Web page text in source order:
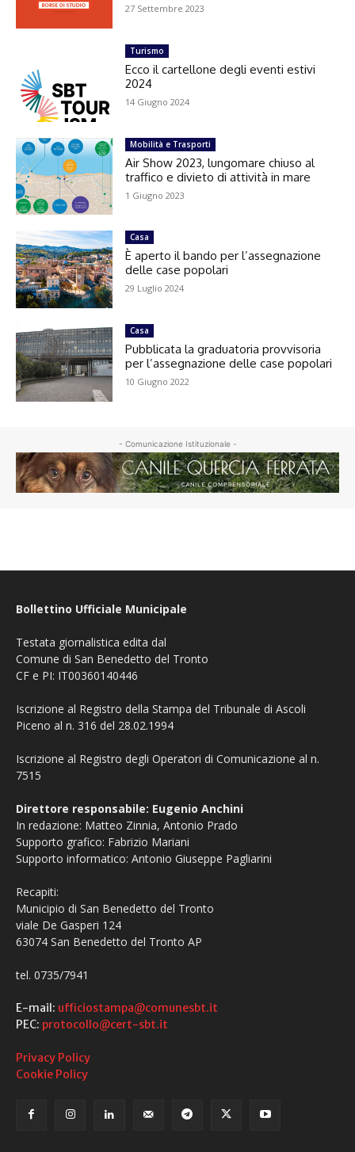
27 Settembre 2023
Turismo
Ecco il cartellone degli eventi estivi
2024
14 Giugno 2024
Mobilità e Trasporti
Air Show 2023, lungomare chiuso al
traffico e divieto di attività in mare
1 Giugno 2023
Casa
È aperto il bando per l’assegnazione
delle case popolari
29 Luglio 2024
Casa
Pubblicata la graduatoria provvisoria
per l’assegnazione delle case popolari
10 Giugno 2022
- Comunicazione Istituzionale -
Bollettino Ufficiale Municipale
Testata giornalistica edita dal
Comune di San Benedetto del Tronto
CF e PI: IT00360140446
Iscrizione al Registro della Stampa del Tribunale di Ascoli
Piceno al n. 316 del 28.02.1994
Iscrizione al Registro degli Operatori di Comunicazione al n.
7515
Direttore responsabile: Eugenio Anchini
In redazione: Matteo Zinnia, Antonio Prado
Supporto grafico: Fabrizio Mariani
Supporto informatico: Antonio Giuseppe Pagliarini
Recapiti:
Municipio di San Benedetto del Tronto
viale De Gasperi 124
63074 San Benedetto del Tronto AP
tel. 0735/7941
E-mail: ufficiostampa@comunesbt.it
PEC: protocollo@cert-sbt.it
Privacy Policy
Cookie Policy